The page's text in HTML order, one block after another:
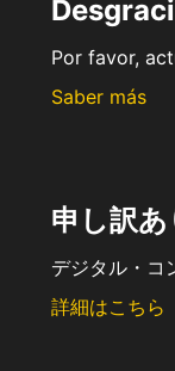
Por favor,
Saber más
申し訳
デジタル・コ
詳細はこちら